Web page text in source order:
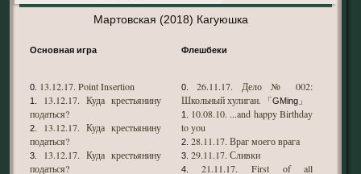
Мартовская (2018) Кагуюшка
Основная игра Флешбеки
0. 13.12.17. Point Insertion
1.
13.12.17. Куда крестьянину
податься?
2.
13.12.17. Куда крестьянину
податься?
3.
13.12.17. Куда крестьянину
податься?
0.26.11.17. Дело № 002:
Школьный хулиган. 「GMing」
1.
10.08.10. ...and happy Birthday
to you
2. 28.11.17. Враг моего врага
3. 29.11.17. Сливки
4.21.11.17. First of all